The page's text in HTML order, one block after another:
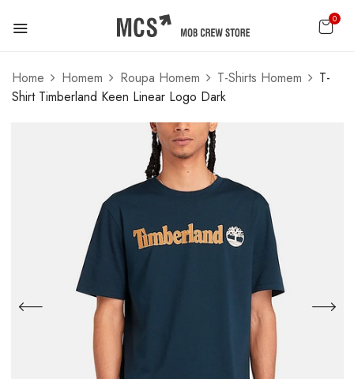
0
Home Homem Roupa Homem T-Shirts Homem
T-
Shirt Timberland Keen Linear Logo Dark